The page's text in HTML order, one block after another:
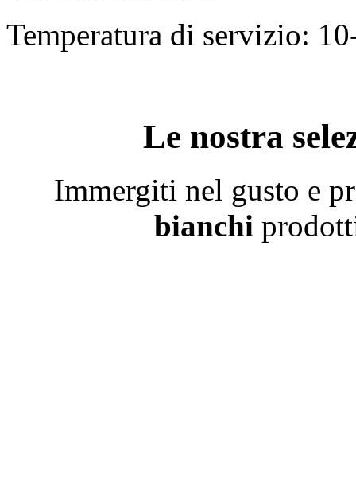
Temperatura di servizio:
Le nostra
Immergiti nel gusto e
bianchi